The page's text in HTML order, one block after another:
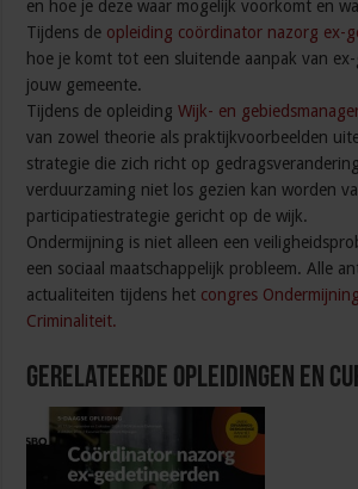
en hoe je deze waar mogelijk voorkomt en
Tijdens de opleiding coördinator nazorg ex-
hoe je komt tot een sluitende aanpak van
jouw gemeente.
Tijdens de opleidingWijk- en
van zowel theorie als praktijkvoorbeelden
strategie die zich richt op
verduurzaming niet los gezien kan worden
participatiestrategie gericht op de wijk.
Ondermijning is niet alleen een
een sociaal maatschappelijk probleem. Alle
actualiteiten tijdens het congres
Criminaliteit.
Gerelateerde Opleidingen en